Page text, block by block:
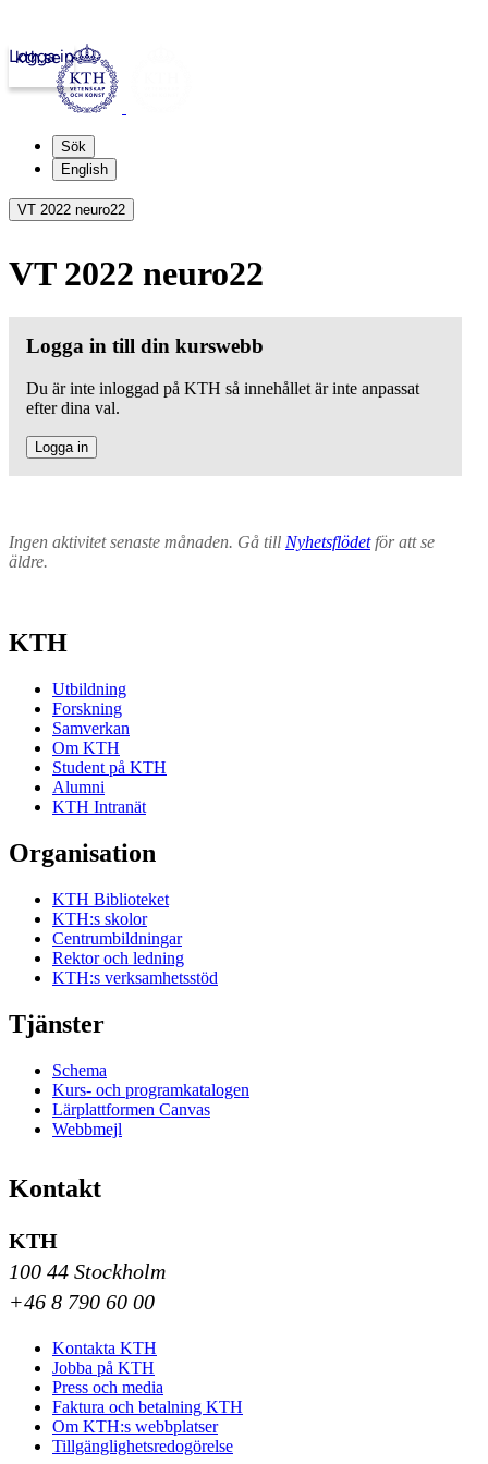
kth.se
Logga in
Sök
English
VT 2022 neuro22
VT 2022 neuro22
Logga in till din kurswebb
Du är inte inloggad på KTH så innehållet är inte anpassat
efter dina val.
Logga in
Ingen aktivitet senaste månaden. Gå till Nyhetsflödetför att se
äldre.
KTH
Utbildning
Forskning
Samverkan
Om KTH
Student på KTH
Alumni
KTH Intranät
Organisation
KTH Biblioteket
KTH:s skolor
Centrumbildningar
Rektor och ledning
KTH:s verksamhetsstöd
Tjänster
Schema
Kurs- och programkatalogen
Lärplattformen Canvas
Webbmejl
Kontakt
KTH
100 44 Stockholm
+46 8 790 60 00
Kontakta KTH
Jobba på KTH
Press och media
Faktura och betalning KTH
Om KTH:s webbplatser
Tillgänglighetsredogörelse